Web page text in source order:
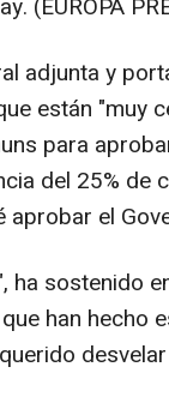
(EUROPA
adjunta y
están "muy
para
del 25% de
aprobar el
ha sostenido
han hecho